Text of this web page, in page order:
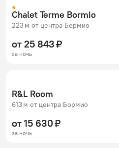
Chalet Terme Bormio
223 м от центра Бормио
от 25 843 ₽
за ночь
R&L Room
613 м от центра Бормио
от 15 630 ₽
за ночь